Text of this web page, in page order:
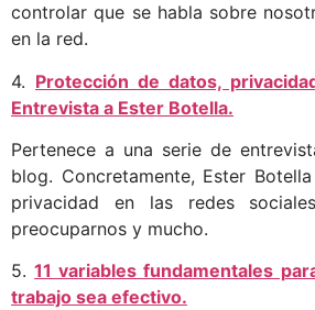
controlar que se habla sobre
en la red.
4. Protección de datos,
Entrevista a Ester Botella.
Pertenece a una serie de
blog. Concretamente, Ester
privacidad en las redes
preocuparnos y mucho.
5.11 variables fundamentales
trabajo sea efectivo.